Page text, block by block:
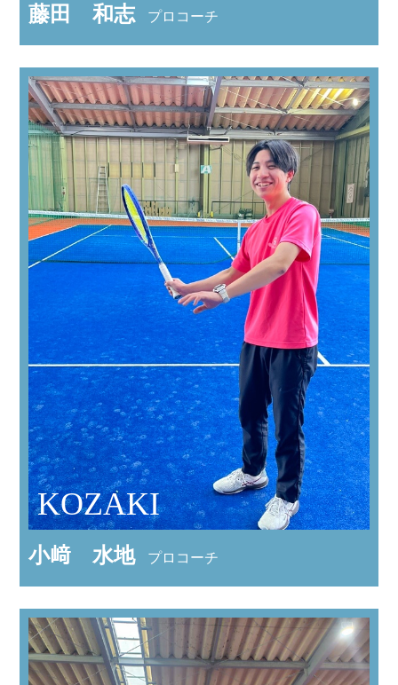
藤田 和志 プロコーチ
KOZAKI
小﨑 水地 プロコーチ